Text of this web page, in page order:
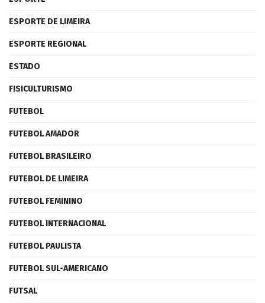
ESPORTE DE LIMEIRA
ESPORTE REGIONAL
ESTADO
FISICULTURISMO
FUTEBOL
FUTEBOL AMADOR
FUTEBOL BRASILEIRO
FUTEBOL DE LIMEIRA
FUTEBOL FEMININO
FUTEBOL INTERNACIONAL
FUTEBOL PAULISTA
FUTEBOL SUL-AMERICANO
FUTSAL